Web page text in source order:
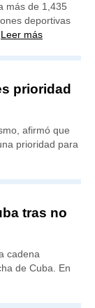
más de 1,435
deportivas
Leer más
prioridad
afirmó que
prioridad para
tras no
cadena
de Cuba. En